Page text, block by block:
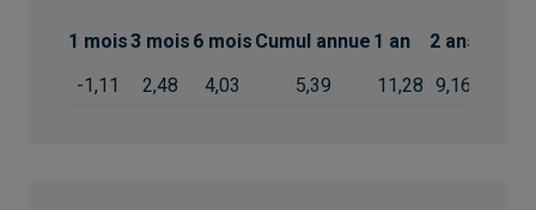
1 mois3 mois6 moisCumul annue1 an 2 ans
-1,11
2,48 4,03 5,39 11,28 9,16